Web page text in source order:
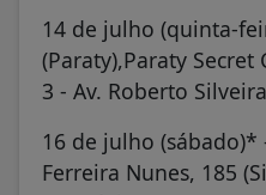
14 de julho (quinta-
(Paraty),Paraty
3 - Av. Roberto
16 de julho (sábado)*
Ferreira Nunes, 185